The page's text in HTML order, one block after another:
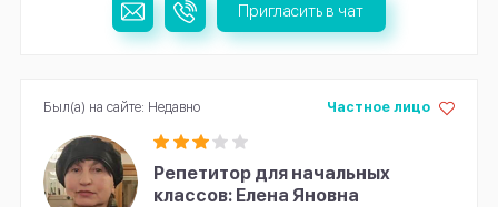
Пригласить в чат
Репетитор для начальных
классов: Елена Яновна
Частное лицо
Был(а) на сайте: Недавно